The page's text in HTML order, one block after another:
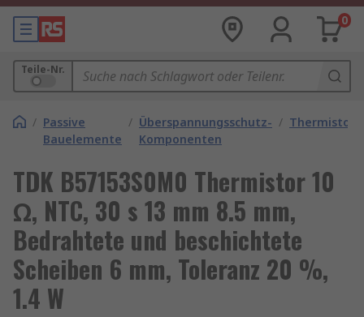
0
Teile-Nr.
/ Passive
Bauelemente
/ Überspannungsschutz-
Komponenten
/
TDK B57153S0M0 Thermistor 10
Ω, NTC, 30 s 13 mm 8.5 mm,
Bedrahtete und beschichtete
Scheiben 6 mm, Toleranz 20 %,
1.4 W